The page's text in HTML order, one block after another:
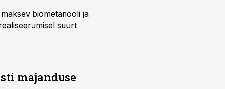
biometanooli ja
suurt
majanduse